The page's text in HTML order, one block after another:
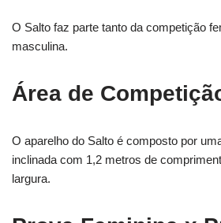
O Salto faz parte tanto da competição
masculina.
Área de
O aparelho do Salto é composto por
inclinada com 1,2 metros de
largura.